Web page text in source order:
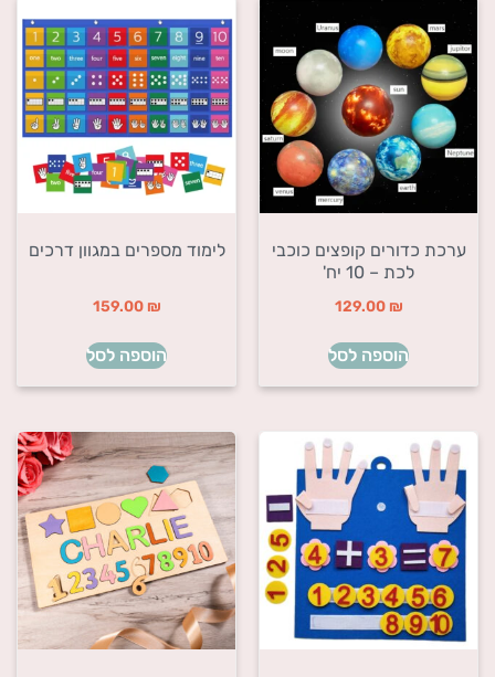
ערכת כדורים קופצים כוכבי
לכת – 10 יח'
129.00 ₪
הוספה לסל
לימוד מספרים במגוון דרכים
159.00 ₪
הוספה לסל